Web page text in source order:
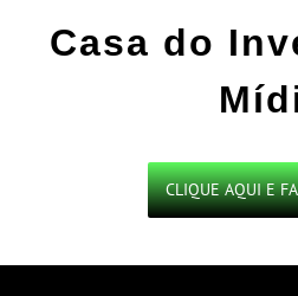
Casa do
CLIQUE AQUI E